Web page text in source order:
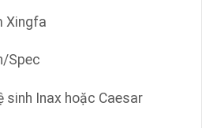
Xingfa
Spec
sinh Inax hoặc Caesar